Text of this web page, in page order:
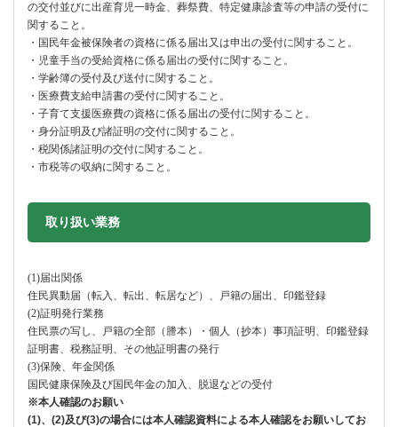
の交付並びに出産育児一時金、葬祭費、特定健康診査等の申請の受付に
関すること。
・国民年金被保険者の資格に係る届出又は申出の受付に関すること。
・児童手当の受給資格に係る届出の受付に関すること。
・学齢簿の受付及び送付に関すること。
・医療費支給申請書の受付に関すること。
・子育て支援医療費の資格に係る届出の受付に関すること。
・身分証明及び諸証明の交付に関すること。
・税関係諸証明の交付に関すること。
・市税等の収納に関すること。
取り扱い業務
(1)届出関係
住民異動届（転入、転出、転居など）、戸籍の届出、印鑑登録
(2)証明発行業務
住民票の写し、戸籍の全部（謄本）・個人（抄本）事項証明、印鑑登録
証明書、税務証明、その他証明書の発行
(3)保険、年金関係
国民健康保険及び国民年金の加入、脱退などの受付
※本人確認のお願い
(1)、(2)及び(3)の場合には本人確認資料による本人確認をお願いしてお